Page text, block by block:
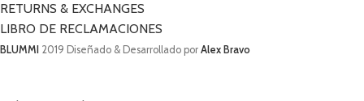
RETURNS & EXCHANGES
LIBRO DE RECLAMACIONES
BLUMMI 2019 Diseñado & Desarrollado por Alex Bravo